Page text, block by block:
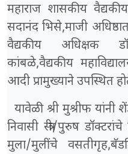
महाराज शासकीय वैद्यकीय
सदानंद भिसे,माजी
वैद्यकीय अधिक्षक
कांबळे,वैद्यकीय
आदी प्रामुख्याने उपस्थित
यावेळी श्री मुश्रीफ
निवासी स्त्री/पुरुष
मुला/मुलींचे